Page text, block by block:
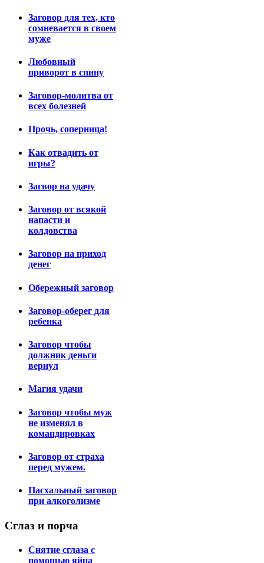
Заговор для тех, кто
сомневается в своем
муже
Любовный
приворот в спину
Заговор-молитва от
всех болезней
Прочь, соперница!
Как отвадить от
игры?
Загвор на удачу
Заговор от всякой
напасти и
колдовства
Заговор на приход
денег
Обережный заговор
Заговор-оберег для
ребенка
Заговор чтобы
должник деньги
вернул
Магия удачи
Заговор чтобы муж
не изменял в
командировках
Заговор от страха
перед мужем.
Пасхальный заговор
при алкоголизме
Сглаз и порча
Снятие сглаза с
помощью яйца